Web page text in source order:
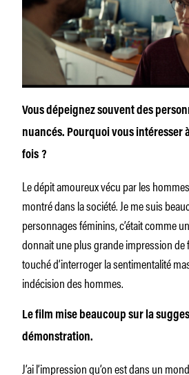
Vous dépeignez souvent des
nuancés. Pourquoi vous intéresser
fois ?
Le dépit amoureux vécu par les
montré dans la société. Je me suis
personnages féminins, c’était comme
donnait une plus grande impression de
touché d’interroger la sentimentalité
indécision des hommes.
Le film mise beaucoup sur la
démonstration.
J’ai l’impression qu’on est dans un